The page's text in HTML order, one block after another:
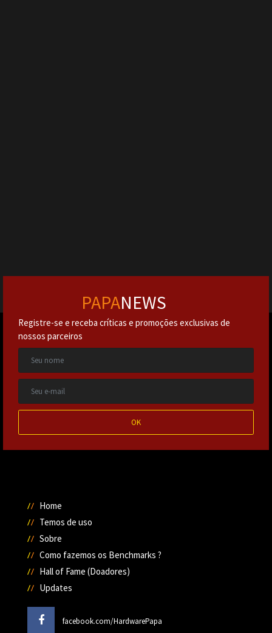
PAPANEWS
Registre-se e receba críticas e promoções exclusivas de
nossos parceiros
OK
Home
Temos de uso
Sobre
Como fazemos os Benchmarks ?
Hall of Fame (Doadores)
Updates
facebook.com/HardwarePapa